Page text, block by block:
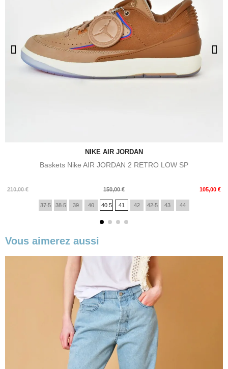
NIKE AIR JORDAN
Baskets Nike AIR JORDAN 2 RETRO LOW SP
210,00 €
Prix
150,00 € 105,00 €
Prix
37.5 38.5 39 40 40.5 41 42 42.5 43 44
Vous aimerez aussi